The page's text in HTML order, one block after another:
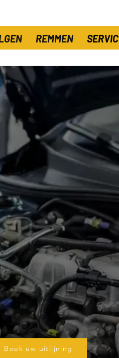
REMMEN
dan een
technische
en
het
alles wat uw
Boek uw uitlijning